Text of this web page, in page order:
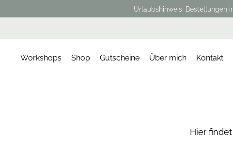
Urlaubshinweis: Bestellungen
Workshops Shop Gutscheine Über mich Kontakt
Hier